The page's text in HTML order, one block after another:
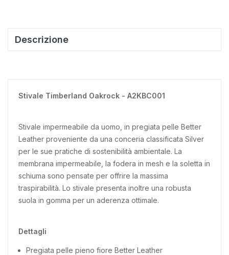
Descrizione
Stivale Timberland Oakrock - A2KBC001
Stivale impermeabile da uomo, in pregiata pelle Better
Leather proveniente da una conceria classificata Silver
per le sue pratiche di sostenibilità ambientale. La
membrana impermeabile, la fodera in mesh e la soletta in
schiuma sono pensate per offrire la massima
traspirabilità. Lo stivale presenta inoltre una robusta
suola in gomma per un aderenza ottimale.
Dettagli
Pregiata pelle pieno fiore Better Leather